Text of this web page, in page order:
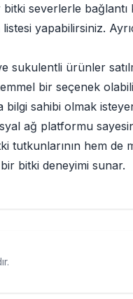
severlerle
yapabilirsiniz.
sukulentli ürünler
bir seçenek
bilgi sahibi olmak
ağ platformu
hem de
bitki deneyimi sunar.